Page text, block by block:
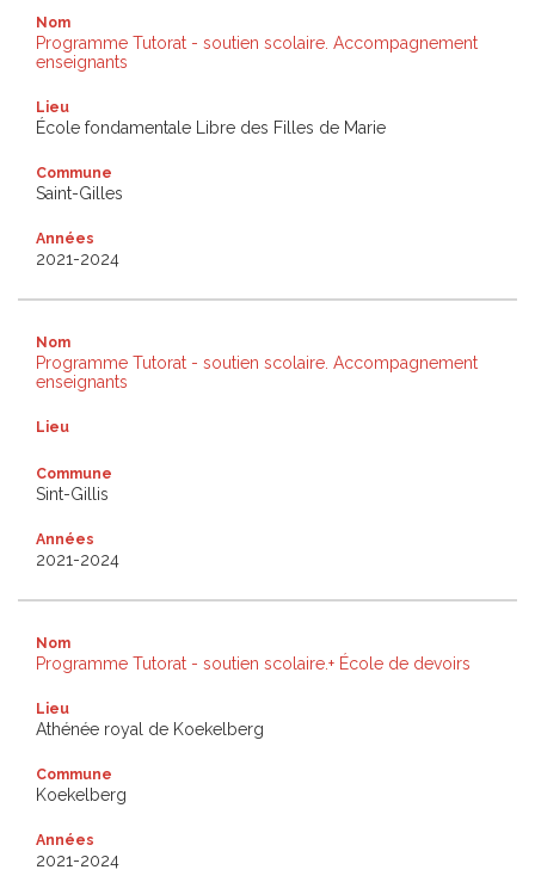
Nom
Programme Tutorat - soutien scolaire. Accompagnement
enseignants
Lieu
École fondamentale Libre des Filles de Marie
Commune
Saint-Gilles
Années
2021-2024
Nom
Programme Tutorat - soutien scolaire. Accompagnement
enseignants
Lieu
Commune
Sint-Gillis
Années
2021-2024
Nom
Programme Tutorat - soutien scolaire.+ École de devoirs
Lieu
Athénée royal de Koekelberg
Commune
Koekelberg
Années
2021-2024